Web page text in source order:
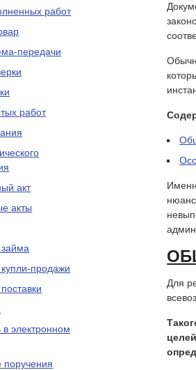
работ
передачи
работ
акт
акты
продажи
в электронном
Для